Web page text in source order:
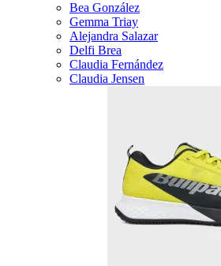
Bea González
Gemma Triay
Alejandra Salazar
Delfi Brea
Claudia Fernández
Claudia Jensen